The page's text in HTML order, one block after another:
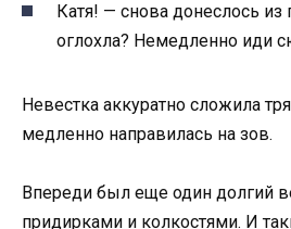
Катя! — снова донеслось из
оглохла? Немедленно иди
Невестка аккуратно сложила
медленно направилась на зов.
Впереди был еще один долгий
придирками и колкостями. И